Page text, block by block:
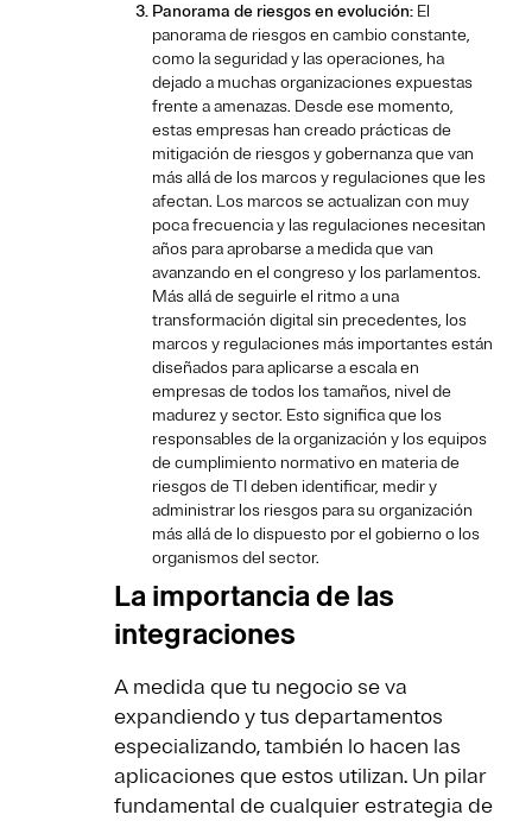
Panorama de riesgos en evolución: El
panorama de riesgos en cambio constante,
como la seguridad y las operaciones, ha
dejado a muchas organizaciones expuestas
frente a amenazas. Desde ese momento,
estas empresas han creado prácticas de
mitigación de riesgos y gobernanza que van
más allá de los marcos y regulaciones que les
afectan. Los marcos se actualizan con muy
poca frecuencia y las regulaciones necesitan
años para aprobarse a medida que van
avanzando en el congreso y los parlamentos.
Más allá de seguirle el ritmo a una
transformación digital sin precedentes, los
marcos y regulaciones más importantes están
diseñados para aplicarse a escala en
empresas de todos los tamaños, nivel de
madurez y sector. Esto significa que los
responsables de la organización y los equipos
de cumplimiento normativo en materia de
riesgos de TI deben identificar, medir y
administrar los riesgos para su organización
más allá de lo dispuesto por el gobierno o los
organismos del sector.
La importancia de las
integraciones
A medida que tu negocio se va
expandiendo y tus departamentos
especializando, también lo hacen las
aplicaciones que estos utilizan. Un pilar
fundamental de cualquier estrategia de